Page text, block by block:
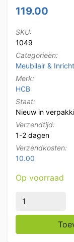
119.00
SKU:
1049
Categorieën:
Meubilair &
Merk:
HCB
Staat:
Nieuw in
Verzendtijd:
1-2 dagen
Verzendkosten:
10.00
Op voorraad
RVS